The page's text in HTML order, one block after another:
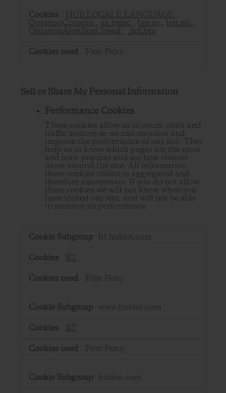
HUB_LOCALE_LANGUAGE ,
OptanonConsent , ak_bmsc , bm_sv , bm_mi ,
OptanonAlertBoxClosed , _ScCbts
First Party
Sell or Share My Personal Information
Performance Cookies
These cookies allow us to count visits and
traffic sources so we can measure and
improve the performance of our site. They
help us to know which pages are the most
and least popular and see how visitors
move around the site. All information
these cookies collect is aggregated and
therefore anonymous. If you do not allow
these cookies we will not know when you
have visited our site, and will not be able
to monitor its performance.
,Performance
Cookies
ltl.hublot.com
RT
First Party
www.hublot.com
RT
First Party
hublot.com